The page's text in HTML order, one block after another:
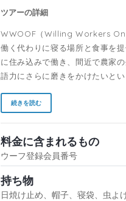
ツアーの詳細
WWOOF（Willing Workers On
働く代わりに寝る場所と食事を
に住み込みで働き、間近で農家
語力にさらに磨きをかけたいと
続きを読む
料金に含まれるもの
ウーフ登録会員番号
持ち物
日焼け止め、帽子、寝袋、虫よけ